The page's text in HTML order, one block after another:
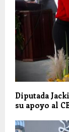
Diputada
su apoyo al